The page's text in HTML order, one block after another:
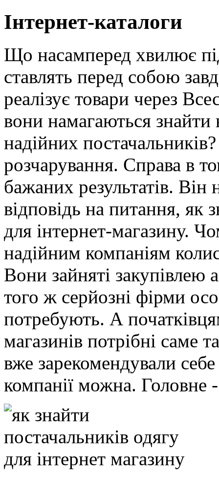
Інтернет-каталоги
Що насамперед хвилює
ставлять перед собою
реалізує товари через
вони намагаються знайти
надійних
розчарування. Справа в
бажаних результатів. Він
відповідь на питання, як
для інтернет-магазину.
надійним компаніям
Вони зайняті закупівлею
того ж серйозні фірми
потребують. А
магазинів потрібні саме
вже зарекомендували
компанії можна. Головне